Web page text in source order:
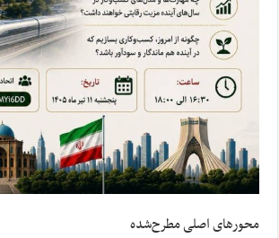
محورهای اصلی مطرح‌شده